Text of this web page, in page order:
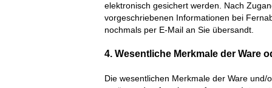
elektronisch gesichert werden. Nach
vorgeschriebenen Informationen bei
nochmals per E-Mail an Sie übersandt.
4. Wesentliche Merkmale der Ware
Die wesentlichen Merkmale der Ware